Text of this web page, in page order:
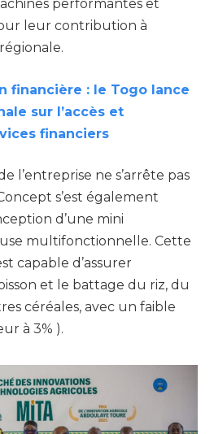
performantes et
leur contribution à
financière : le Togo lance
sur l’accès et
financiers
l’entreprise ne s’arrête pas
s’est également
d’une mini
multifonctionnelle. Cette
capable d’assurer
et le battage du riz, du
céréales, avec un faible
à 3% ).